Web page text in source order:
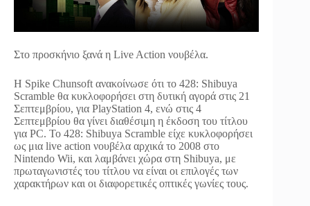
Στο προσκήνιο ξανά η Live Action νουβέλα.
Η Spike Chunsoft ανακοίνωσε ότι το 428: Shibuya
Scramble θα κυκλοφορήσει στη δυτική αγορά στις 21
Σεπτεμβρίου, για PlayStation 4, ενώ στις 4
Σεπτεμβρίου θα γίνει διαθέσιμη η έκδοση του τίτλου
για PC. Το 428: Shibuya Scramble είχε κυκλοφορήσει
ως μια live action νουβέλα αρχικά το 2008 στο
Nintendo Wii, και λαμβάνει χώρα στη Shibuya, με
πρωταγωνιστές του τίτλου να είναι οι επιλογές των
χαρακτήρων και οι διαφορετικές οπτικές γωνίες τους.